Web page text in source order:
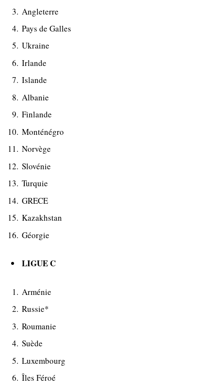
Angleterre
Pays de Galles
Ukraine
Irlande
Islande
Albanie
Finlande
Monténégro
Norvège
Slovénie
Turquie
GRECE
Kazakhstan
Géorgie
LIGUE C
Arménie
Russie*
Roumanie
Suède
Luxembourg
Îles Féroé